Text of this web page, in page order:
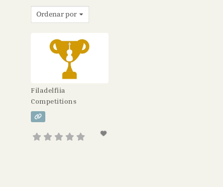
Ordenar por
Filadelfiia
Competitions